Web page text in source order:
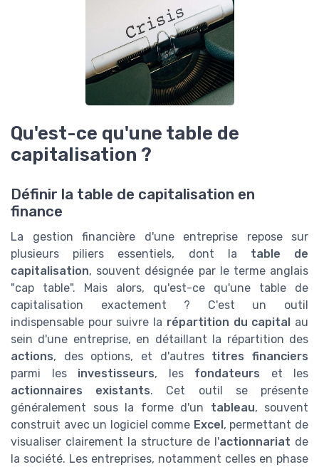
Qu'est-ce qu'une table de
capitalisation ?
Définir la table de capitalisation en
finance
La gestion financière d'une entreprise repose sur
plusieurs piliers essentiels, dont la table de
capitalisation, souvent désignée par le terme anglais
"cap table". Mais alors, qu'est-ce qu'une table de
capitalisation exactement ? C'est un outil
indispensable pour suivre la répartition du capital au
sein d'une entreprise, en détaillant la répartition des
actions, des options, et d'autres titres financiers
parmi les investisseurs, les fondateurs et les
actionnaires existants. Cet outil se présente
généralement sous la forme d'un tableau, souvent
construit avec un logiciel comme Excel, permettant de
visualiser clairement la structure de l'actionnariat de
la société. Les entreprises, notamment celles en phase